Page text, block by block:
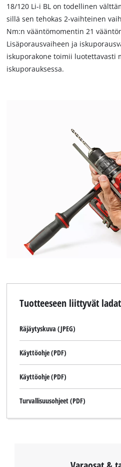
18/120 Li-i BL on todellinen
sillä sen tehokas 2-vaihteinen
Nm:n vääntömomentin 21
Lisäporausvaiheen ja
iskuporakone toimii luotettavasti
iskuporauksessa.
Tuotteeseen liittyvät
Räjäytyskuva (JPEG)
Käyttöohje (PDF)
Käyttöohje (PDF)
Turvallisuusohjeet (PDF)